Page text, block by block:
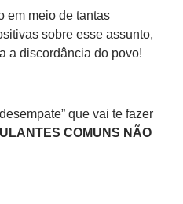
em meio de tantas
sobre esse assunto,
a discordância do povo!
que vai te fazer
COMUNS NÃO